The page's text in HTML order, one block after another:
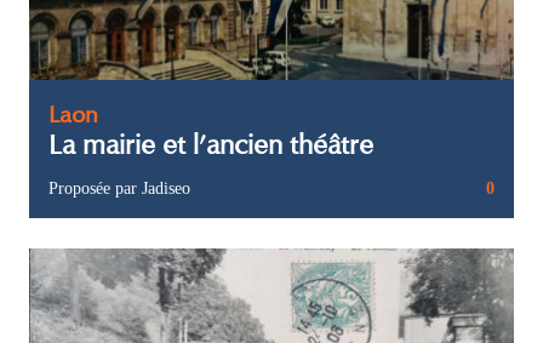
Laon
La mairie et l’ancien théâtre
Proposée par Jadiseo 0